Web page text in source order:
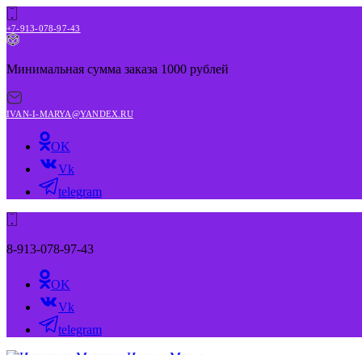
+7-913-078-97-43
Минимальная сумма заказа 1000 рублей
IVAN-I-MARYA@YANDEX.RU
OK
Vk
telegram
8-913-078-97-43
OK
Vk
telegram